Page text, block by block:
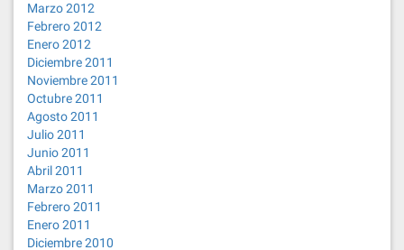
Marzo 2012
Febrero 2012
Enero 2012
Diciembre 2011
Noviembre 2011
Octubre 2011
Agosto 2011
Julio 2011
Junio 2011
Abril 2011
Marzo 2011
Febrero 2011
Enero 2011
Diciembre 2010